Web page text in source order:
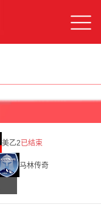
美乙2已结束
马林传奇